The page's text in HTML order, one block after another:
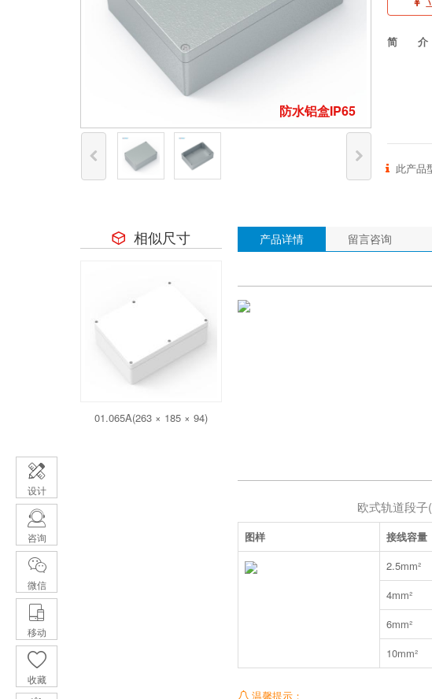
防水铝盒IP65
此产品
简 介
相似尺寸
01.065A(263 × 185 × 94)
产品详情 留言咨询
欧式轨道段子
图样 接线容量
2.5mm²
4mm²
6mm²
10mm²
温馨提示：
设计
咨询
微信
移动
收藏